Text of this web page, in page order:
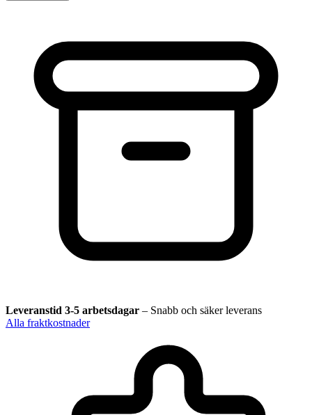
Leveranstid 3-5 arbetsdagar – Snabb och säker leverans
Alla fraktkostnader